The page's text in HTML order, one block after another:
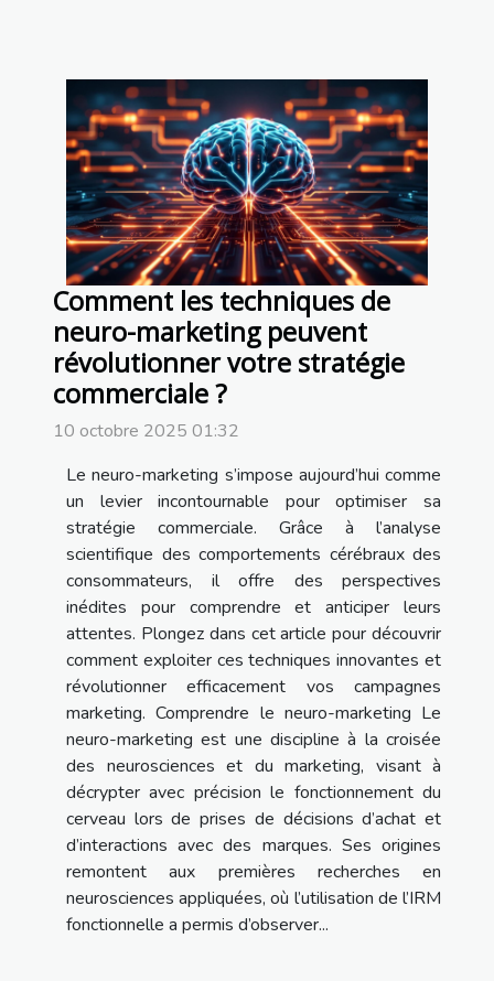
Comment les techniques de
neuro-marketing peuvent
révolutionner votre stratégie
commerciale ?
10 octobre 2025 01:32
Le neuro-marketing s’impose aujourd’hui comme
un levier incontournable pour optimiser sa
stratégie commerciale. Grâce à l’analyse
scientifique des comportements cérébraux des
consommateurs, il offre des perspectives
inédites pour comprendre et anticiper leurs
attentes. Plongez dans cet article pour découvrir
comment exploiter ces techniques innovantes et
révolutionner efficacement vos campagnes
marketing. Comprendre le neuro-marketing Le
neuro-marketing est une discipline à la croisée
des neurosciences et du marketing, visant à
décrypter avec précision le fonctionnement du
cerveau lors de prises de décisions d’achat et
d’interactions avec des marques. Ses origines
remontent aux premières recherches en
neurosciences appliquées, où l’utilisation de l’IRM
fonctionnelle a permis d’observer...